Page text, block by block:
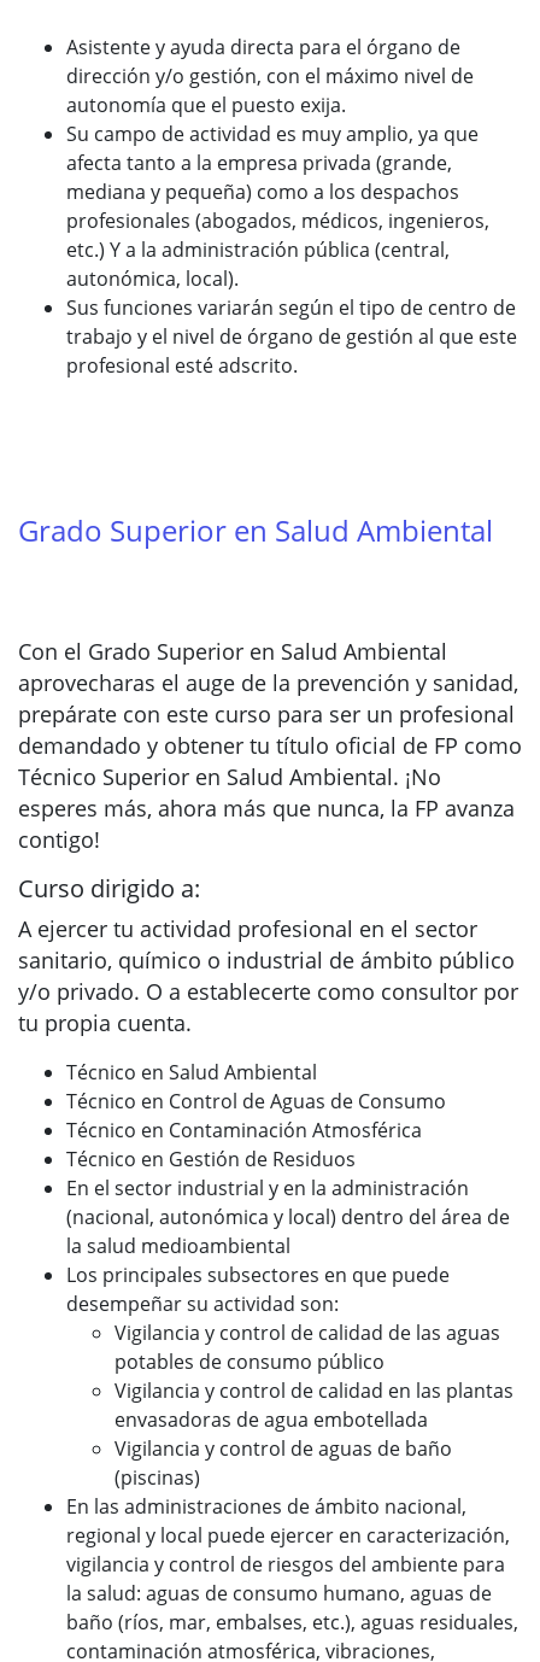
Asistente y ayuda directa para el órgano de
dirección y/o gestión, con el máximo nivel de
autonomía que el puesto exija.
Su campo de actividad es muy amplio, ya que
afecta tanto a la empresa privada (grande,
mediana y pequeña) como a los despachos
profesionales (abogados, médicos, ingenieros,
etc.) Y a la administración pública (central,
autonómica, local).
Sus funciones variarán según el tipo de centro de
trabajo y el nivel de órgano de gestión al que este
profesional esté adscrito.
Grado Superior en Salud Ambiental
Con el Grado Superior en Salud Ambiental
aprovecharas el auge de la prevención y sanidad,
prepárate con este curso para ser un profesional
demandado y obtener tu título oficial de FP como
Técnico Superior en Salud Ambiental. ¡No
esperes más, ahora más que nunca, la FP avanza
contigo!
Curso dirigido a:
A ejercer tu actividad profesional en el sector
sanitario, químico o industrial de ámbito público
y/o privado. O a establecerte como consultor por
tu propia cuenta.
Técnico en Salud Ambiental
Técnico en Control de Aguas de Consumo
Técnico en Contaminación Atmosférica
Técnico en Gestión de Residuos
En el sector industrial y en la administración
(nacional, autonómica y local) dentro del área de
la salud medioambiental
Los principales subsectores en que puede
desempeñar su actividad son:
Vigilancia y control de calidad de las aguas
potables de consumo público
Vigilancia y control de calidad en las plantas
envasadoras de agua embotellada
Vigilancia y control de aguas de baño
(piscinas)
En las administraciones de ámbito nacional,
regional y local puede ejercer en caracterización,
vigilancia y control de riesgos del ambiente para
la salud: aguas de consumo humano, aguas de
baño (ríos, mar, embalses, etc.), aguas residuales,
contaminación atmosférica, vibraciones,